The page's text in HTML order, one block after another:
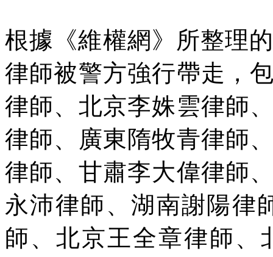
根據《維權網》所整理
律師被警方強行帶走，
律師、北京李姝雲律師
律師、廣東隋牧青律師
律師、甘肅李大偉律師
永沛律師、湖南謝陽律
師、北京王全章律師、